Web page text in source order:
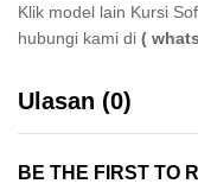
Klik model lain Kursi
hubungi kami di (
Ulasan (0)
BE THE FIRST TO